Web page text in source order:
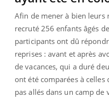
Afin de mener à bien leurs
recruté 256 enfants âgés
participants ont dû
reprises : avant et après
de vacances, qui a duré
ont été comparées à
pas allés dans un camp de